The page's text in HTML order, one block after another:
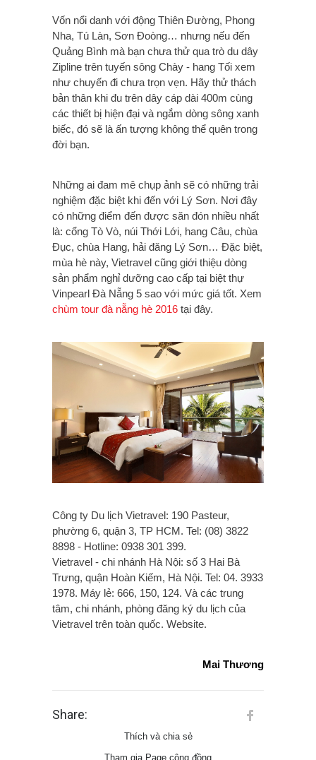
Vốn nổi danh với động Thiên Đường, Phong
Nha, Tú Làn, Sơn Đoòng… nhưng nếu đến
Quảng Bình mà bạn chưa thử qua trò du dây
Zipline trên tuyến sông Chày - hang Tối xem
như chuyến đi chưa trọn vẹn. Hãy thử thách
bản thân khi đu trên dây cáp dài 400m cùng
các thiết bị hiện đại và ngắm dòng sông xanh
biếc, đó sẽ là ấn tượng không thể quên trong
đời bạn.
Những ai đam mê chụp ảnh sẽ có những trải
nghiệm đặc biệt khi đến với Lý Sơn. Nơi đây
có những điểm đến được săn đón nhiều nhất
là: cổng Tò Vò, núi Thới Lới, hang Câu, chùa
Đục, chùa Hang, hải đăng Lý Sơn… Đặc biệt,
mùa hè này, Vietravel cũng giới thiệu dòng
sản phẩm nghỉ dưỡng cao cấp tại biệt thự
Vinpearl Đà Nẵng 5 sao với mức giá tốt. Xem
chùm tour đà nẵng hè 2016 tại đây.
Công ty Du lịch Vietravel: 190 Pasteur,
phường 6, quận 3, TP HCM. Tel: (08) 3822
8898 - Hotline: 0938 301 399.
Vietravel - chi nhánh Hà Nội: số 3 Hai Bà
Trưng, quận Hoàn Kiếm, Hà Nội. Tel: 04. 3933
1978. Máy lẻ: 666, 150, 124. Và các trung
tâm, chi nhánh, phòng đăng ký du lịch của
Vietravel trên toàn quốc. Website.
Mai Thương
Share:
Thích và chia sẻ
Tham gia Page cộng đồng